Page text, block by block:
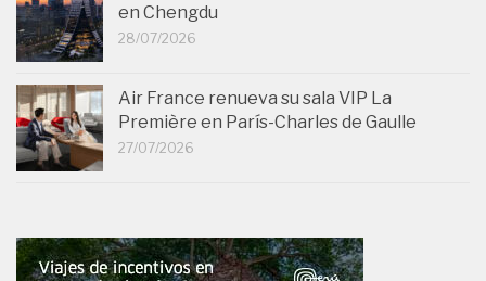
en Chengdu
28/07/2026
Air France renueva su sala VIP La
Première en París-Charles de Gaulle
27/07/2026